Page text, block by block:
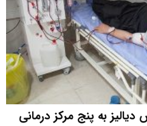
به پنج مرکز درمانی